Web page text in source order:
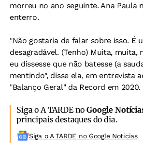
morreu no ano seguinte. Ana Paula
enterro.
"Não gostaria de falar sobre isso. É
desagradável. (Tenho) Muita, muita,
eu dissesse que não batesse (a
mentindo", disse ela, em entrevista
"Balanço Geral" da Record em 2020.
Siga o A TARDE noGoogle
principais destaques do dia.
Siga o A TARDE no Google Noticias